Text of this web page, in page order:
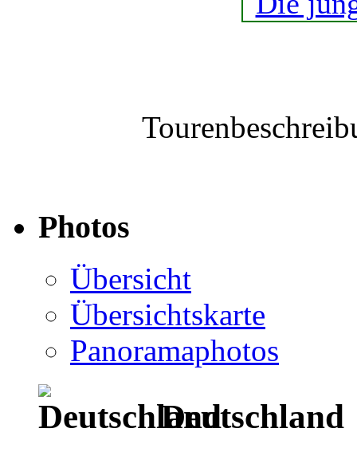
Photos
Übersicht
Übersichtskarte
Panoramaphotos
Deutschland